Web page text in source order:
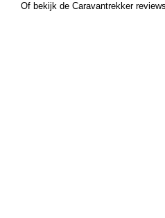
Of bekijk de Caravantrekker